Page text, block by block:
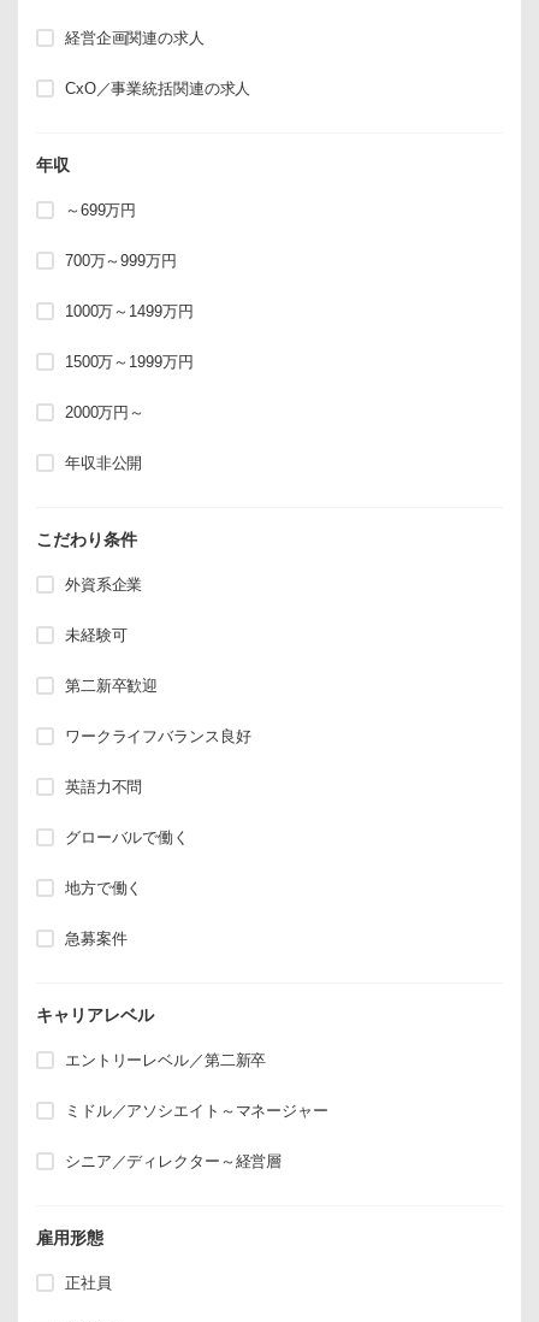
経営企画関連の求人
CxO／事業統括関連の求人
年収
～699万円
700万～999万円
1000万～1499万円
1500万～1999万円
2000万円～
年収非公開
こだわり条件
外資系企業
未経験可
第二新卒歓迎
ワークライフバランス良好
英語力不問
グローバルで働く
地方で働く
急募案件
キャリアレベル
エントリーレベル／第二新卒
ミドル／アソシエイト～マネージャー
シニア／ディレクター～経営層
雇用形態
正社員